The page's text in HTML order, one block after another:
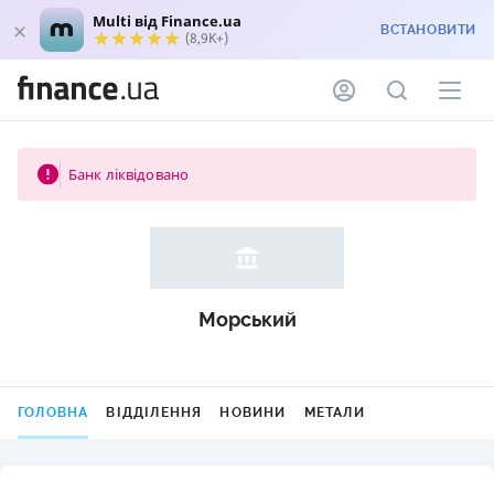
Multi від Finance.ua
(8,9K+) ВСТАНОВИТИ
Банк ліквідовано
Морський
ГОЛОВНА ВІДДІЛЕННЯ НОВИНИ МЕТАЛИ